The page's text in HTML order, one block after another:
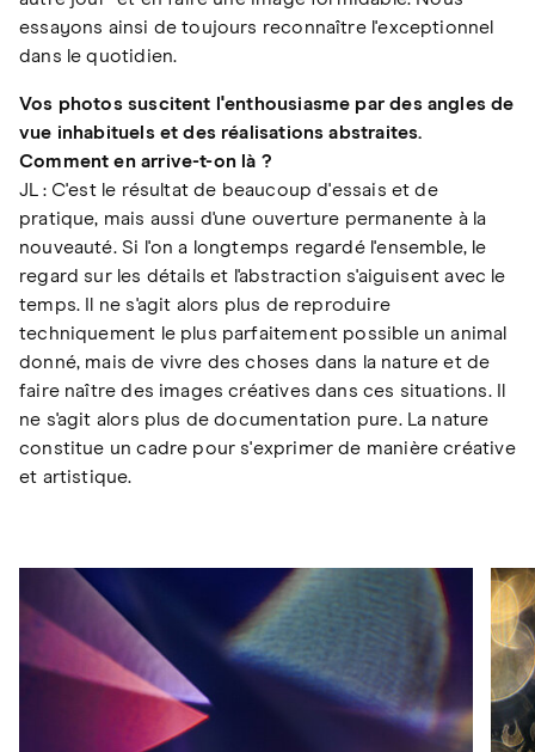
essayons ainsi de toujours reconnaître l'exceptionnel
dans le quotidien.
Vos photos suscitent l'enthousiasme par des angles de
vue inhabituels et des réalisations abstraites.
Comment en arrive-t-on là ?
JL : C'est le résultat de beaucoup d'essais et de
pratique, mais aussi d'une ouverture permanente à la
nouveauté. Si l'on a longtemps regardé l'ensemble, le
regard sur les détails et l'abstraction s'aiguisent avec le
temps. Il ne s'agit alors plus de reproduire
techniquement le plus parfaitement possible un animal
donné, mais de vivre des choses dans la nature et de
faire naître des images créatives dans ces situations. Il
ne s'agit alors plus de documentation pure. La nature
constitue un cadre pour s'exprimer de manière créative
et artistique.